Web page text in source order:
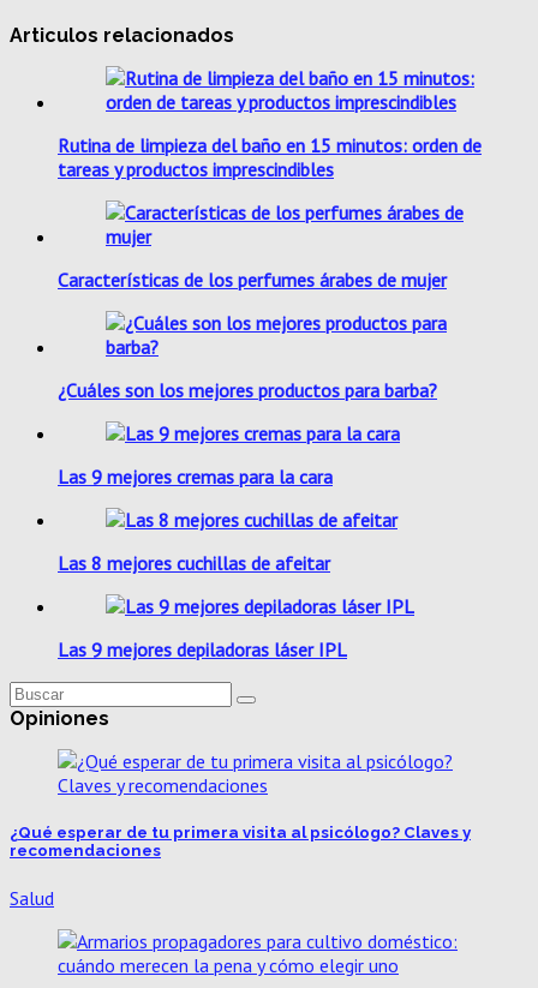
Articulos relacionados
Rutina de limpieza del baño en 15 minutos: orden de
tareas y productos imprescindibles
Características de los perfumes árabes de mujer
¿Cuáles son los mejores productos para barba?
Las 9 mejores cremas para la cara
Las 8 mejores cuchillas de afeitar
Las 9 mejores depiladoras láser IPL
Opiniones
¿Qué esperar de tu primera visita al psicólogo? Claves y
recomendaciones
Salud